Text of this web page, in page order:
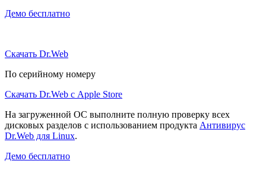
Демо бесплатно
Скачать Dr.Web
По серийному номеру
Скачать Dr.Web с Apple Store
На загруженной ОС выполните полную проверку всех
дисковых разделов с использованием продукта Антивирус
Dr.Web для Linux.
Демо бесплатно